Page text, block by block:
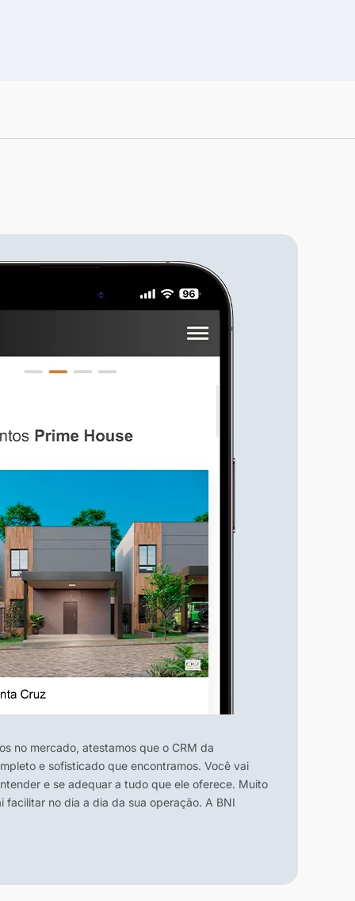
no mercado, atestamos que o CRM da
e sofisticado que encontramos. Você vai
e se adequar a tudo que ele oferece. Muito
facilitar no dia a dia da sua operação. A BNI